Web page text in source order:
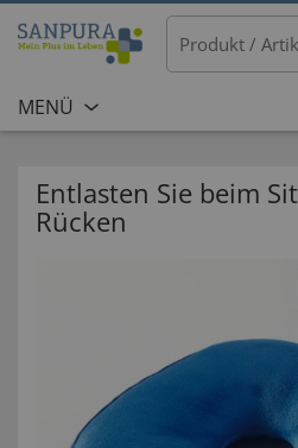
MENÜ
Entlasten Sie beim
Rücken